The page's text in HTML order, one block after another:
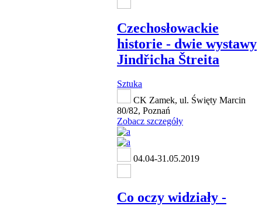
Czechosłowackie
historie - dwie wystawy
Jindřicha Štreita
Sztuka
CK Zamek, ul. Święty Marcin
80/82, Poznań
Zobacz szczegóły
04.04-31.05.2019
Co oczy widziały -